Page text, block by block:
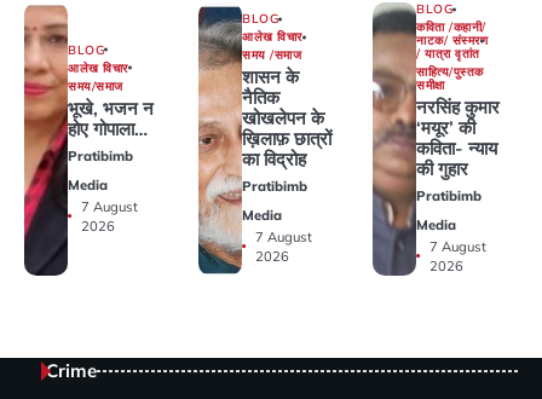
BLOG
आलेख विचार
समय/समाज
भूखे, भजन न
होए गोपाला…
Pratibimb
Media
7 August
2026
BLOG
आलेख विचार
समय /समाज
शासन के
नैतिक
खोखलेपन के
ख़िलाफ़ छात्रों
का विद्रोह
Pratibimb
Media
7 August
2026
BLOG
कविता /कहानी/
नाटक/ संस्मरण
/ यात्रा वृतांत
साहित्य/पुस्तक
समीक्षा
नरसिंह कुमार
‘मयूर’ की
कविता- न्याय
की गुहार
Pratibimb
Media
7 August
2026
Crime